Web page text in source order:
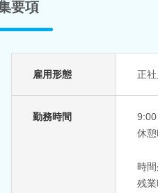
要項
雇用形態 正
勤務時間
休
時
残